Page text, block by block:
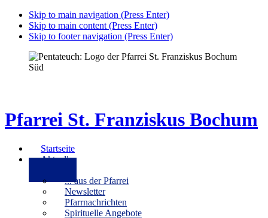
Skip to main navigation (Press Enter)
Skip to main content (Press Enter)
Skip to footer navigation (Press Enter)
Pfarrei St. Franziskus Bochum
Startseite
Aktuelles
... aus der Pfarrei
Newsletter
Pfarrnachrichten
Spirituelle Angebote